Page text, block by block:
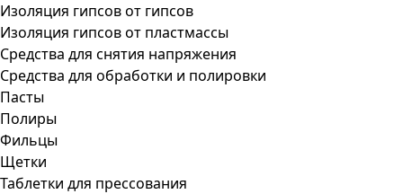
Изоляция гипсов от гипсов
Изоляция гипсов от пластмассы
Средства для снятия напряжения
Средства для обработки и полировки
Пасты
Полиры
Фильцы
Щетки
Таблетки для прессования